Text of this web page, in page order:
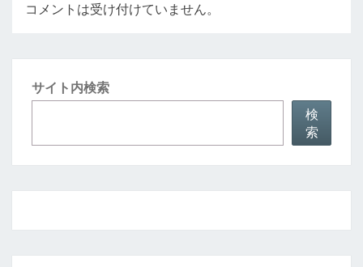
コメントは受け付けていません。
サイト内検索
検
索